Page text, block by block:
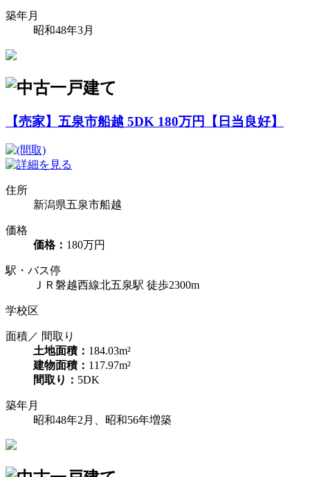
築年月
昭和48年3月
【売家】五泉市船越 5DK 180万円【日当良好】
住所
新潟県五泉市船越
価格
価格： 180万円
駅・バス停
ＪＲ磐越西線北五泉駅 徒歩2300m
学校区
面積／ 間取り
土地面積： 184.03m²
建物面積： 117.97m²
間取り： 5DK
築年月
昭和48年2月、昭和56年増築